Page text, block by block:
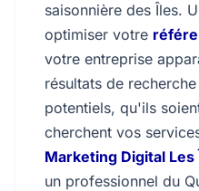
saisonnière des Îles.
optimiser votre
votre entreprise
résultats de
potentiels, qu'ils
cherchent vos
Marketing Digital
un professionnel du